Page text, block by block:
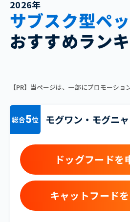
2026年
サブスク型ペ
おすすめラン
【PR】当ページは、一部にプロモーショ
総合5位 モグワン・モグニ
ドッグフードを
キャットフード